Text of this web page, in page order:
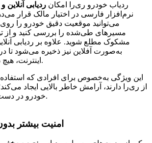
ردیاب خودرو ری‌را امکان ردیابی
نرم‌افزار فارسی در اختیار مالک قرار
می‌توانید موقعیت دقیق خودرو را
مسیرهای طی‌شده را بررسی کنید و از
مشکوک مطلع شوید. علاوه بر ردیابی
به‌صورت آفلاین نیز ذخیره می‌شود
اینترنت، هیچ داده‌ای از دست نرود.
این ویژگی به‌خصوص برای افرادی که استفاده
از ری‌را دارند، آرامش خاطر بالایی ایجاد
خودرو در دست مالک باقی می‌ماند.
امنیت بیشتر